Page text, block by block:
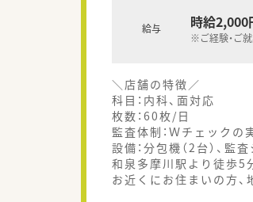
給与 時給2,000
※ご経験・ご
＼店舗の特徴／
科目：内科、面対応
枚数：60枚/日
監査体制：Ｗチェックの
設備：分包機（2台）、監
和泉多摩川駅より徒歩5
お近くにお住まいの方、